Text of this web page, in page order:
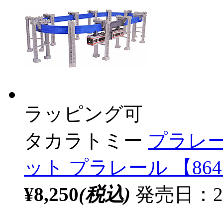
ラッピング可
タカラトミー プラレ
ット プラレール 【
¥8,250(税込) 発売日：